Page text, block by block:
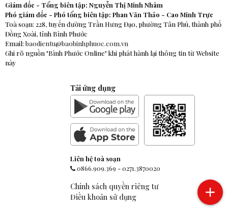
Giám đốc - Tổng biên tập: Nguyễn Thị Minh Nhâm
Phó giám đốc - Phó tổng biên tập: Phan Văn Thảo - Cao Minh Trực
Toà soạn: 228, tuyến đường Trần Hưng Đạo, phường Tân Phú, thành phố
Đồng Xoài, tỉnh Bình Phước
Email: baodientu@baobinhphuoc.com.vn
Ghi rõ nguồn "Bình Phước Online" khi phát hành lại thông tin từ Website
này
Tải ứng dụng
Liên hệ toà soạn
0866.909.369-0271.3870020
Chính sách quyền riêng tư
Điều khoản sử dụng